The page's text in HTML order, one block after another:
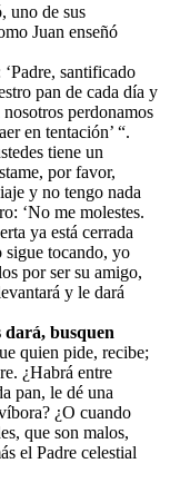
uno de sus
Juan enseñó
santificado
pan de cada día y
perdonamos
en tentación’ “.
tiene un
por favor,
y no tengo nada
‘No me molestes.
ya está cerrada
sigue tocando, yo
por ser su amigo,
y le dará
dará, busquen
quien pide, recibe;
¿Habrá entre
pan, le dé una
¿O cuando
que son malos,
el Padre celestial